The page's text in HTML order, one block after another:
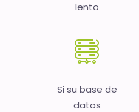
lento
Si su base de
datos